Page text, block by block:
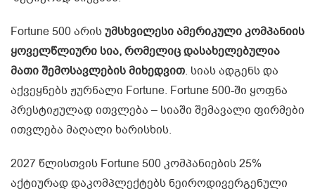
Fortune 500 არისუმსხვილესი ამერიკული კომპანიის
ყოველწლიური სია, რომელიც დასახელებულია
მათი შემოსავლების მიხედვით. სიას ადგენს და
აქვეყნებს ჟურნალი Fortune. Fortune 500-ში ყოფნა
პრესტიჟულად ითვლება – სიაში შემავალი ფირმები
ითვლება მაღალი ხარისხის.
2027 წლისთვის Fortune 500 კომპანიების 25%
აქტიურად დაკომპლექტებს ნეიროდივერგენული